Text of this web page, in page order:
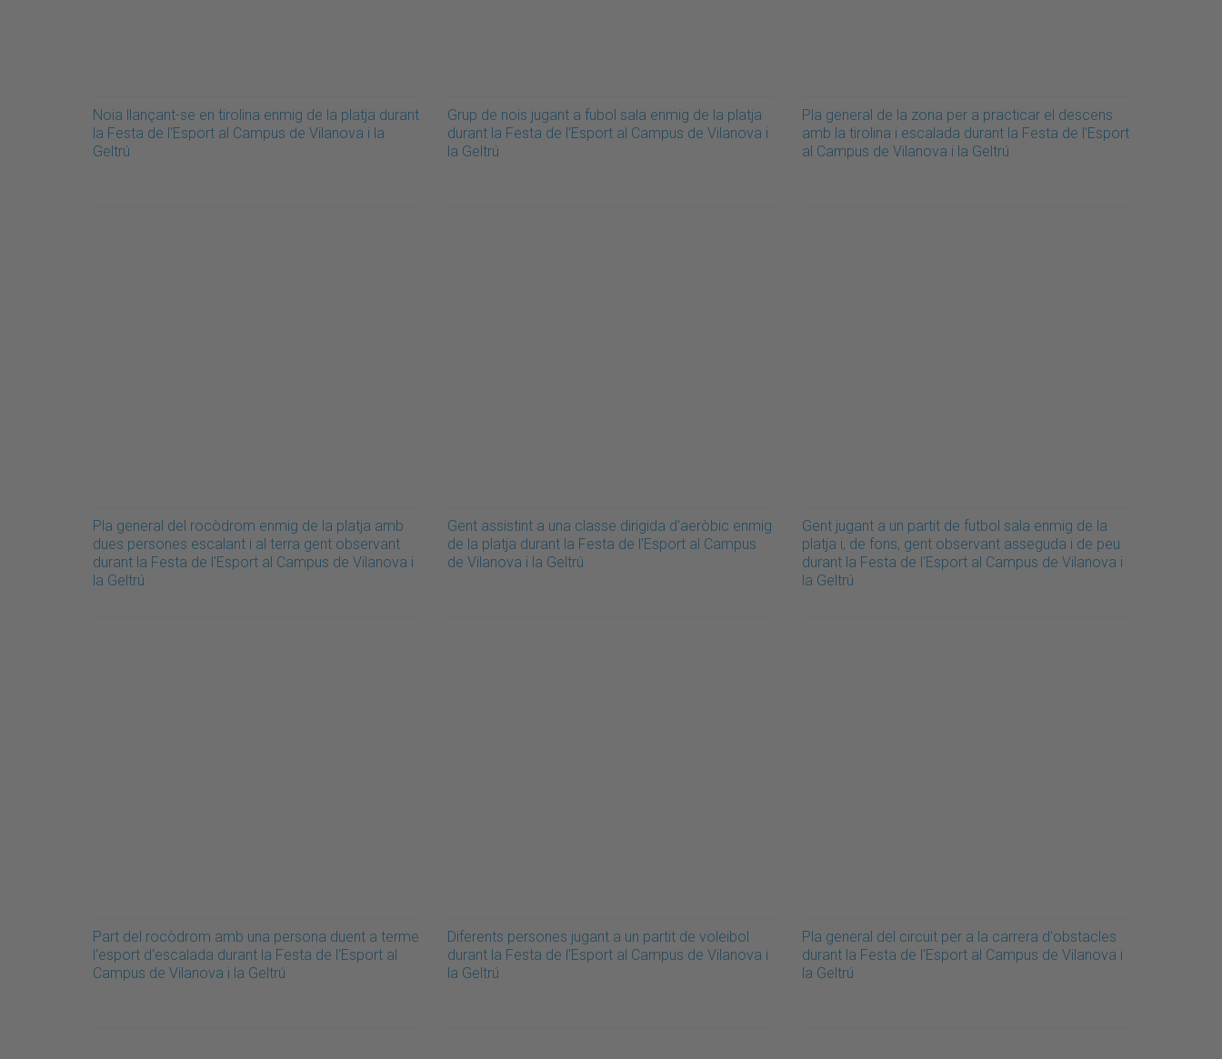
Noia llançant-se en tirolina enmig de la platja durant
la Festa de l'Esport al Campus de Vilanova i la
Geltrú
Grup de nois jugant a fubol sala enmig de la platja
durant la Festa de l'Esport al Campus de Vilanova i
la Geltrú
Pla general de la zona per a practicar el descens
amb la tirolina i escalada durant la Festa de l'Esport
al Campus de Vilanova i la Geltrú
Pla general del rocòdrom enmig de la platja amb
dues persones escalant i al terra gent observant
durant la Festa de l'Esport al Campus de Vilanova i
la Geltrú
Gent assistint a una classe dirigida d'aeròbic enmig
de la platja durant la Festa de l'Esport al Campus
de Vilanova i la Geltrú
Gent jugant a un partit de futbol sala enmig de la
platja i, de fons, gent observant asseguda i de peu
durant la Festa de l'Esport al Campus de Vilanova i
la Geltrú
Part del rocòdrom amb una persona duent a terme
l'esport d'escalada durant la Festa de l'Esport al
Campus de Vilanova i la Geltrú
Diferents persones jugant a un partit de voleibol
durant la Festa de l'Esport al Campus de Vilanova i
la Geltrú
Pla general del circuit per a la carrera d'obstacles
durant la Festa de l'Esport al Campus de Vilanova i
la Geltrú